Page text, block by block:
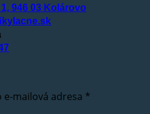
946 03 Kolárovo
e-mailová adresa *